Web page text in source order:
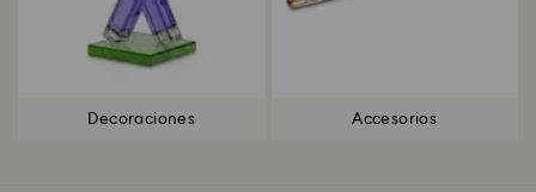
Decoraciones Accesorios